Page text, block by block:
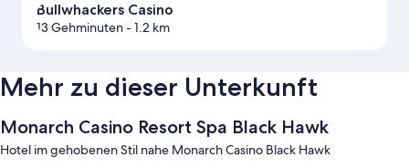
Bullwhackers Casino
13 Gehminuten- 1.2 km
Mehr zu dieser Unterkunft
Monarch Casino Resort Spa Black Hawk
Hotel im gehobenen Stil nahe Monarch Casino Black Hawk